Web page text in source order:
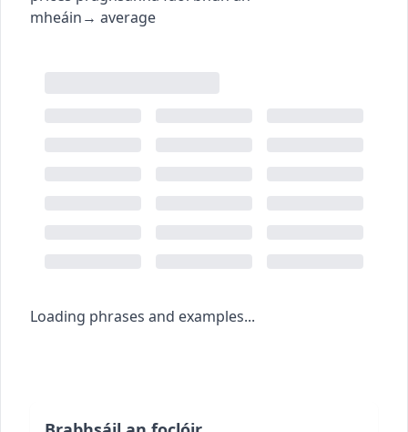
mheáin→ average
Loading phrases and examples...